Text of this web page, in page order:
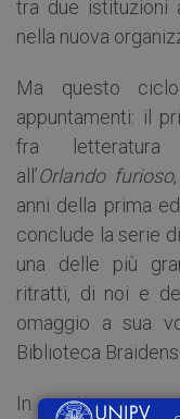
tra due istituzioni
nella nuova
Ma questo
appuntamenti: il
fra
all’Orlandofurioso
anni della prima
conclude la serie
una delle più
ritratti, di noi e
omaggio a sua
Biblioteca
In tutti i suoi